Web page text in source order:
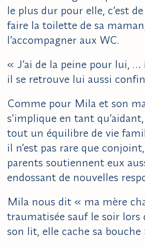
le plus dur pour elle, c’est
faire la toilette de sa
l’accompagner aux WC.
« J’ai de la peine pour lui,
il se retrouve lui aussi
Comme pour Mila et son
s’implique en tant
tout un équilibre de vie
il n’est pas rare que
parents soutiennent eux
endossant de nouvelles
Mila nous dit « ma mère
traumatisée sauf le soir lors
son lit, elle cache sa